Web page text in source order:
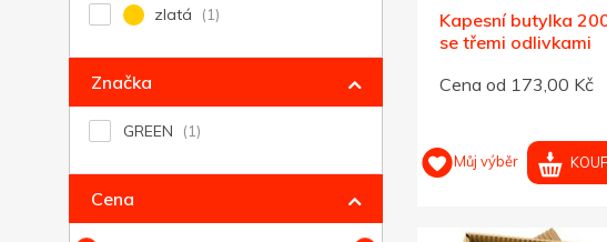
zlatá
Značka
GREEN
Cena
Kapesní butylka
se třemi odlivkami
Cena od 173,00 Kč
Můj výběr